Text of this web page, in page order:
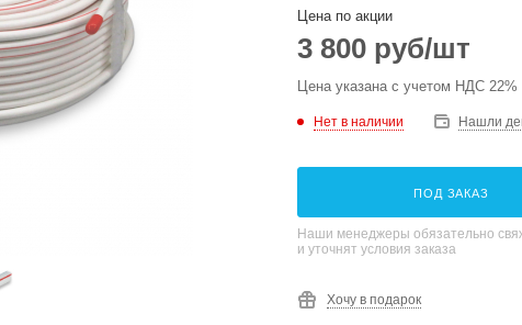
Цена по акции
3 800 руб/шт
Цена указана с учетом НДС 22%
Нет в наличии Нашли
ПОД ЗАКАЗ
Наши менеджеры обязательно
и уточнят условия заказа
Хочу в подарок